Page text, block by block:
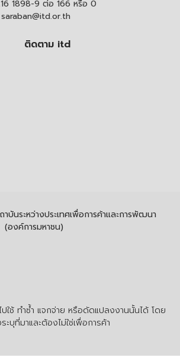
1898-9 ต่อ 166 หรือ 0
saraban@itd.or.th
ติดตาม itd
ใช้ ทำซ้ำ แจกจ่าย หรือดัดแปลงงานนั้นได้ โดย
ะบุที่มาและต้องไม่ใช่เพื่อการค้า
นระหว่างประเทศเพื่อการค้าและการพัฒนา
(องค์การมหาชน)